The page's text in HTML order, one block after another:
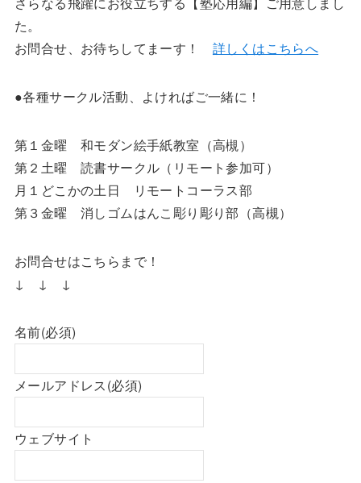
た。
お問合せ、お待ちしてまーす！ 詳しくはこちらへ
●各種サークル活動、よければご一緒に！
第１金曜 和モダン絵手紙教室（高槻）
第２土曜 読書サークル（リモート参加可）
月１どこかの土日 リモートコーラス部
第３金曜 消しゴムはんこ彫り彫り部（高槻）
お問合せはこちらまで！
↓ ↓ ↓
名前(必須)
メールアドレス(必須)
ウェブサイト